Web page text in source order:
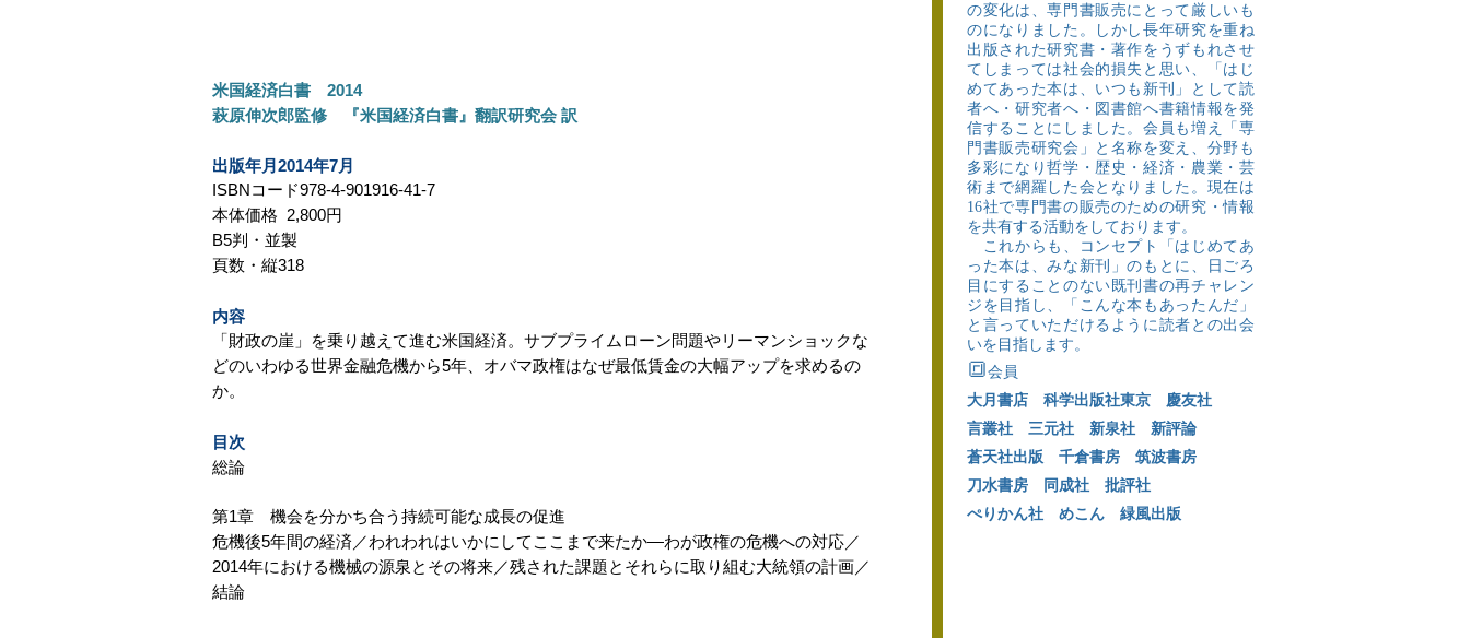
​米国経済白書 2014
​萩原伸次郎監修 『米国経済白書』翻訳研究会 訳
出版年月2014年7月
ISBNコード978-4-901916-41-7
本体価格 2,800円
B5判・並製
頁数・縦318
内容
​「財政の崖」を乗り越えて進む米国経済。サブプライムローン問題やリーマンショックな
どのいわゆる世界金融危機から5年、オバマ政権はなぜ最低賃金の大幅アップを求めるの
か。
目次
総論
第1章 機会を分かち合う持続可能な成長の促進
危機後5年間の経済／われわれはいかにしてここまで来たか―わが政権の危機への対応／
2014年における機械の源泉とその将来／残された課題とそれらに取り組む大統領の計画／
結論
の変化は、専門書販売にとって厳しいも
のになりました。しかし長年研究を重ね
出版された研究書・著作をうずもれさせ
てしまっては社会的損失と思い、「はじ
めてあった本は、いつも新刊」として読
者へ・研究者へ・図書館へ書籍情報を発
信することにしました。会員も増え「専
門書販売研究会」と名称を変え、分野も
多彩になり哲学・歴史・経済・農業・芸
術まで網羅した会となりました。現在は
16社で専門書の販売のための研究・情報
を共有する活動をしております。
これからも、コンセプト「はじめてあ
った本は、みな新刊」のもとに、日ごろ
目にすることのない既刊書の再チャレン
ジを目指し、「こんな本もあったんだ」
と言っていただけるように読者との出会
いを目指します。​
🔳会員
大月書店
科学出版社東京
慶友社
言叢社
三元社 新泉社
新評論
蒼天社出版
千倉書房
筑波書房
刀水書房
同成社
批評社
ぺりかん社
めこん 緑風出版